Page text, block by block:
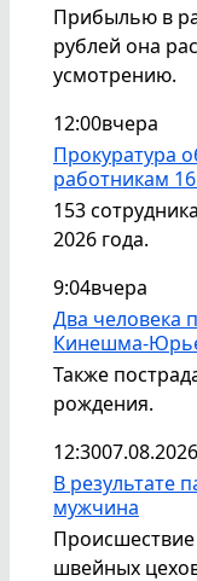
Прибылью в
рублей она
усмотрению.
12:00вчера
Прокуратура
работникам
153
2026 года.
9:04вчера
Два человека
Кинешма-
Также
рождения.
12:3007.08.2026
В результате
мужчина
швейных